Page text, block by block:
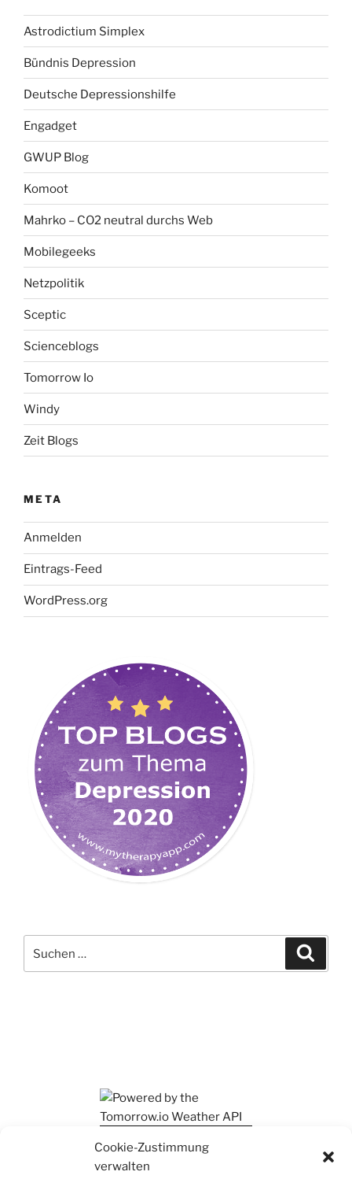
Cookie-Zustimmung
verwalten
Astrodictium Simplex
Bündnis Depression
Deutsche Depressionshilfe
Engadget
GWUP Blog
Komoot
Mahrko – CO2 neutral durchs Web
Mobilegeeks
Netzpolitik
Sceptic
Scienceblogs
Tomorrow Io
Windy
Zeit Blogs
META
Anmelden
Eintrags-Feed
WordPress.org
nach: